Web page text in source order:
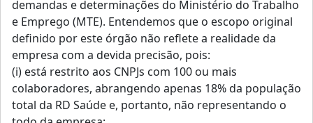
demandas e determinações do Ministério do Trabalho
e Emprego (MTE). Entendemos que o escopo original
definido por este órgão não reflete a realidade da
empresa com a devida precisão, pois:
(i) está restrito aos CNPJs com 100 ou mais
colaboradores, abrangendo apenas 18% da população
total da RD Saúde e, portanto, não representando o